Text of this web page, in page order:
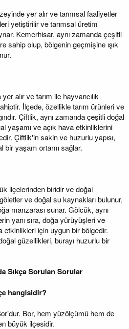
yer alır ve tarımsal faaliyetler
yetiştirilir ve tarımsal üretim
Kemerhisar, aynı zamanda çeşitli
sahip olup, bölgenin geçmişine ışık
alır ve tarım ile hayvancılık
İlçede, özellikle tarım ürünleri ve
Çiftlik, aynı zamanda çeşitli doğal
yaşamı ve açık hava etkinliklerini
Çiftlik'in sakin ve huzurlu yapısı,
bir yaşam ortamı sağlar.
ilçelerinden biridir ve doğal
ve doğal su kaynakları bulunur,
manzarası sunar. Gölcük, aynı
yanı sıra, doğa yürüyüşleri ve
etkinlikleri için uygun bir bölgedir.
güzellikleri, burayı huzurlu bir
Sıkça Sorulan Sorular
hangisidir?
Bor, hem yüzölçümü hem de
büyük ilçesidir.